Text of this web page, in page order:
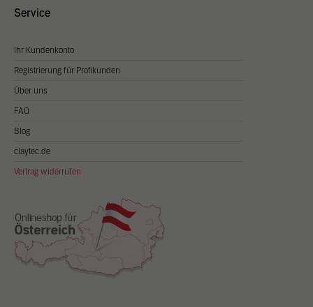
Service
Ihr Kundenkonto
Registrierung für Profikunden
Über uns
FAQ
Blog
claytec.de
Vertrag widerrufen